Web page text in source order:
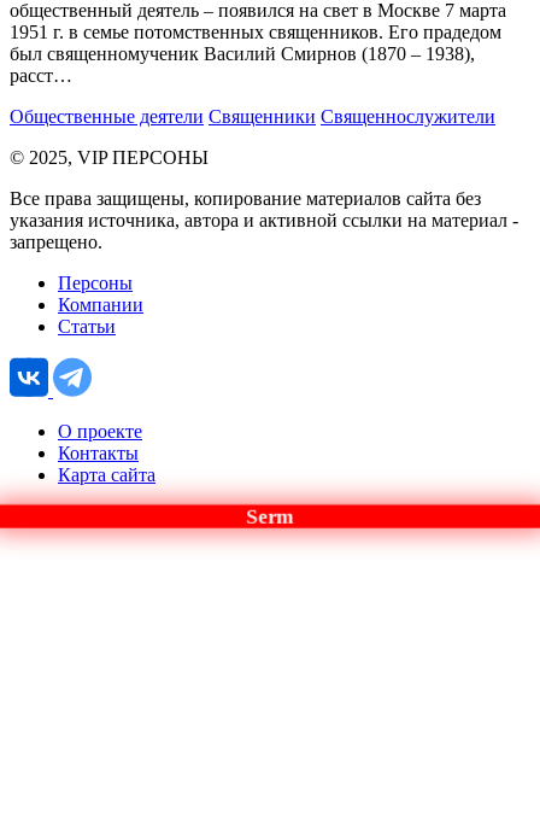
общественный деятель – появился на свет в Москве 7 марта
1951 г. в семье потомственных священников. Его прадедом
был священномученик Василий Смирнов (1870 – 1938),
расст…
Общественные деятели Священники Священнослужители
© 2025, VIP ПЕРСОНЫ
Все права защищены, копирование материалов сайта без
указания источника, автора и активной ссылки на материал -
запрещено.
Персоны
Компании
Статьи
О проекте
Контакты
Карта сайта
Serm